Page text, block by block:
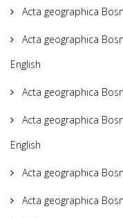
Acta geographica
Acta geographica
English
Acta geographica
Acta geographica
English
Acta geographica
Acta geographica